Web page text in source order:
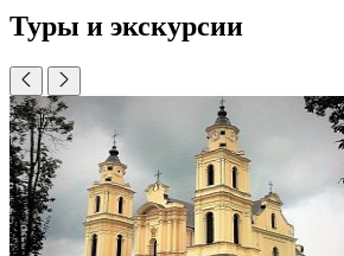
Туры и экскурсии